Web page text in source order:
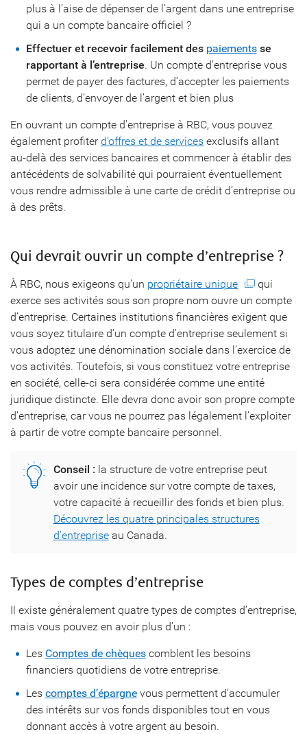
plus à l’aise de dépenser de l’argent dans une entreprise
qui a un compte bancaire officiel ?
Effectuer et recevoir facilement des paiements se
rapportant à l’entreprise. Un compte d’entreprise vous
permet de payer des factures, d’accepter les paiements
de clients, d’envoyer de l’argent et bien plus
En ouvrant un compte d’entreprise à RBC, vous pouvez
également profiterd’offres et de services exclusifs allant
au-delà des services bancaires et commencer à établir des
antécédents de solvabilité qui pourraient éventuellement
vous rendre admissible à une carte de crédit d’entreprise ou
à des prêts.
Qui devrait ouvrir un compte d’entreprise ?
À RBC, nous exigeons qu’un propriétaire unique
qui
exerce ses activités sous son propre nom ouvre un compte
d’entreprise. Certaines institutions financières exigent que
vous soyez titulaire d’un compte d’entreprise seulement si
vous adoptez une dénomination sociale dans l’exercice de
vos activités. Toutefois, si vous constituez votre entreprise
en société, celle-ci sera considérée comme une entité
juridique distincte. Elle devra donc avoir son propre compte
d’entreprise, car vous ne pourrez pas légalement l’exploiter
à partir de votre compte bancaire personnel.
Conseil : la structure de votre entreprise peut
avoir une incidence sur votre compte de taxes,
votre capacité à recueillir des fonds et bien plus.
Découvrez les quatre principales structures
d’entrepriseau Canada.
Types de comptes d’entreprise
Il existe généralement quatre types de comptes d’entreprise,
mais vous pouvez en avoir plus d’un :
Les Comptes de chèquescomblent les besoins
financiers quotidiens de votre entreprise.
Les comptes d’épargnevous permettent d’accumuler
des intérêts sur vos fonds disponibles tout en vous
donnant accès à votre argent au besoin.